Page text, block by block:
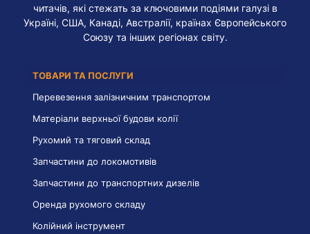
читачів, які стежать за ключовими подіями галузі в
Україні, США, Канаді, Австралії, країнах Європейського
Союзу та інших регіонах світу.
ТОВАРИ ТА ПОСЛУГИ
Перевезення залізничним транспортом
Матеріали верхньої будови колії
Рухомий та тяговий склад
Запчастини до локомотивів
Запчастини до транспортних дизелів
Оренда рухомого складу
Колійний інструмент